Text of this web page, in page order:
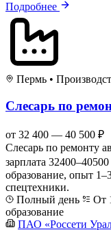
Подробнее
Пермь •
Слесарь по
от 32 400 — 40 500 ₽
Слесарь по ремонту
зарплата
образование, опыт
спецтехники.
Полный день
От
образование
ПАО «Россети